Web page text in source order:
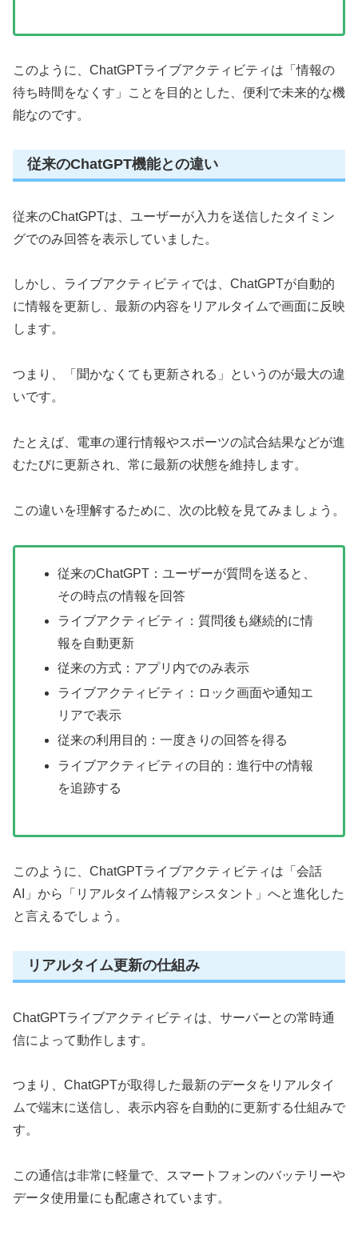
このように、ChatGPTライブアクティビティは「情報の
待ち時間をなくす」ことを目的とした、便利で未来的な機
能なのです。
従来のChatGPT機能との違い
従来のChatGPTは、ユーザーが入力を送信したタイミン
グでのみ回答を表示していました。
しかし、ライブアクティビティでは、ChatGPTが自動的
に情報を更新し、最新の内容をリアルタイムで画面に反映
します。
つまり、「聞かなくても更新される」というのが最大の違
いです。
たとえば、電車の運行情報やスポーツの試合結果などが進
むたびに更新され、常に最新の状態を維持します。
この違いを理解するために、次の比較を見てみましょう。
従来のChatGPT：ユーザーが質問を送ると、
その時点の情報を回答
ライブアクティビティ：質問後も継続的に情
報を自動更新
従来の方式：アプリ内でのみ表示
ライブアクティビティ：ロック画面や通知エ
リアで表示
従来の利用目的：一度きりの回答を得る
ライブアクティビティの目的：進行中の情報
を追跡する
このように、ChatGPTライブアクティビティは「会話
AI」から「リアルタイム情報アシスタント」へと進化した
と言えるでしょう。
リアルタイム更新の仕組み
ChatGPTライブアクティビティは、サーバーとの常時通
信によって動作します。
つまり、ChatGPTが取得した最新のデータをリアルタイ
ムで端末に送信し、表示内容を自動的に更新する仕組みで
す。
この通信は非常に軽量で、スマートフォンのバッテリーや
データ使用量にも配慮されています。